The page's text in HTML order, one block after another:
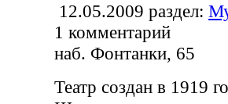
12.05.2009 раздел:
1 комментарий
наб. Фонтанки, 65
Театр создан в 1919